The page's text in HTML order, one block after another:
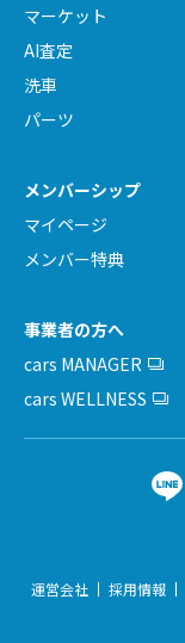
マーケット
AI査定
洗車
パーツ
メンバーシップ
マイページ
メンバー特典
事業者の方へ
cars MANAGER
cars WELLNESS
運営会社 採用情報